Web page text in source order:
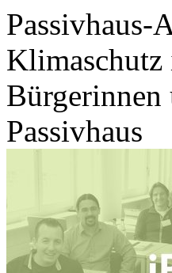
Passivhaus-
Klimaschutz
Passivhaus